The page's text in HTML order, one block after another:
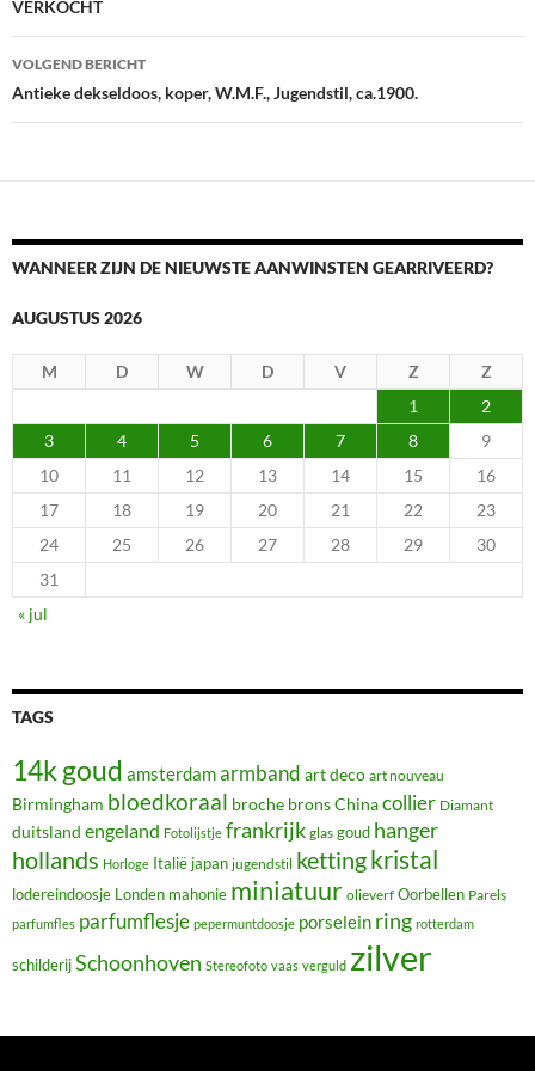
VERKOCHT
VOLGEND BERICHT
Antieke dekseldoos, koper, W.M.F., Jugendstil, ca.1900.
WANNEER ZIJN DE NIEUWSTE AANWINSTEN GEARRIVEERD?
AUGUSTUS 2026
M D W D V Z
Z
1
2
3
4 5 6 7 8
9
10
11 12 13 14 15
16
17
18 19 20 21 22
23
24
25 26 27 28 29
30
31
« jul
TAGS
14k goud amsterdamarmband art deco art nouveau
Birmingham bloedkoraal broche bronsChinacollier Diamant
duitsland engeland Fotolijstje frankrijk glas goud hanger
hollands Horloge Italië japan jugendstil ketting kristal
lodereindoosje Londen mahonie miniatuur olieverf Oorbellen Parels
parfumfles parfumflesje pepermuntdoosje porselein ring rotterdam
schilderijSchoonhoven Stereofoto vaas verguld zilver